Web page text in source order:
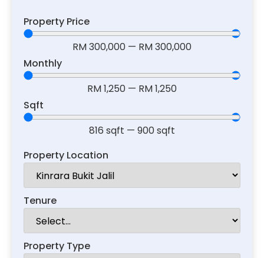
Property Price
RM300,000 — RM300,000
Monthly
RM1,250 — RM1,250
Sqft
816 sqft — 900sqft
Property Location
Tenure
Property Type